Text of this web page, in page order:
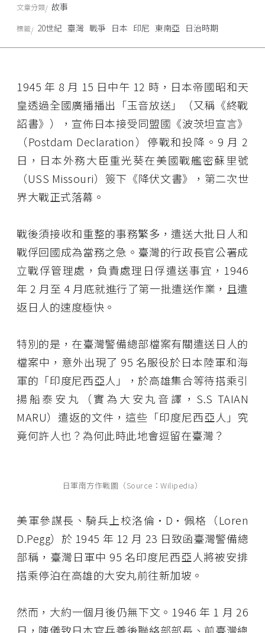
1945 年 8 月 15 日中午 12 時，日本帝國昭和天
皇透過全國廣播播出「玉音放送」（又稱《終戰
詔書》），宣佈日本接受同盟國《波茨坦宣言》
（Postdam Declaration）停戰和投降。9 月 2
日，日本外務大臣重光葵在美國戰艦密蘇里號
（USS Missouri）簽下《降伏文書》，第二次世
界大戰正式落幕。
戰後須接收和重整的事務繁多，遣送大批日人和
戰俘回國成為當務之急。臺灣的行政長官公署成
立戰俘管理處，負責處理日俘遣送事宜，1946
年 2 月至 4 月底就進行了第一批遣送作業，且遣
返日人的速度極快。
特別的是，在臺灣警備總部檔案有關遣送日人的
檔案中，意外出現了 95 名服役於日本陸軍和海
軍的「印度尼西亞人」，於高雄集合等待搭乘引
揚船泰安丸（實為大安丸音譯，S.S TAIAN
MARU）遣返的文件，這些「印度尼西亞人」究
竟何許人也？為何此時此地會逗留在臺灣？
日軍南方作戰圖（Source：Wilipedia）
美軍參謀長、騎兵上校洛倫·D·佩格（Loren
D.Pegg）於 1945 年 12 月 23 日致函臺灣警備總
部稱，臺灣日軍中 95 名印度尼西亞人將被安排
搭乘停泊在高雄的大安丸前往新加坡。
然而，大約一個月後仍無下文。1946 年 1 月 26
文章分類 故事
標籤 20世紀 臺灣 戰爭 日本 印尼 東南亞 日治時期